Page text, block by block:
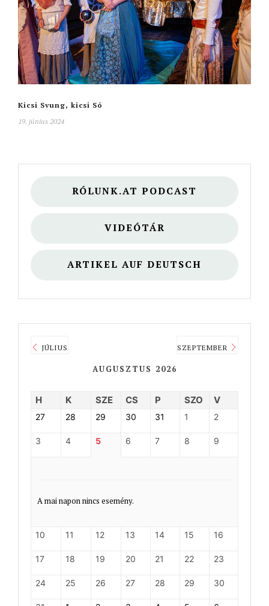
Kicsi Svung, kicsi Só
19. június 2024
RÓLUNK.AT PODCAST
VIDEÓTÁR
ARTIKEL AUF DEUTSCH
JÚLIUS
AUGUSZTUS 2026
SZEPTEMBER
H K SZE CS P SZO V
27 28 29 30 31 1 2
3 4 5 6 7 8 9
A mai napon nincs esemény.
10 11 12 13 14 15 16
17 18 19 20 21 22 23
24 25 26 27 28 29 30